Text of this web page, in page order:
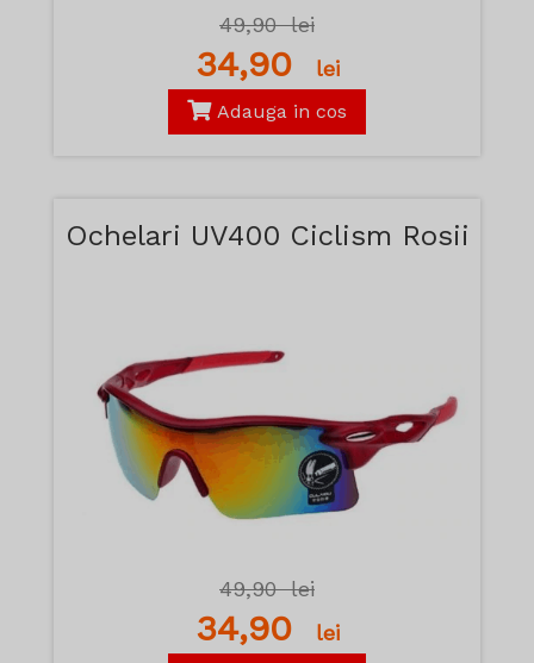
49,90lei
34,90 lei
Adauga in cos
Ochelari UV400 Ciclism Rosii
49,90lei
34,90 lei